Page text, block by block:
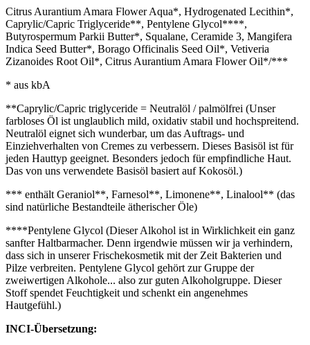
Citrus Aurantium Amara Flower Aqua*, Hydrogenated Lecithin*,
Caprylic/Capric Triglyceride**, Pentylene Glycol****,
Butyrospermum Parkii Butter*, Squalane, Ceramide 3, Mangifera
Indica Seed Butter*, Borago Officinalis Seed Oil*, Vetiveria
Zizanoides Root Oil*, Citrus Aurantium Amara Flower Oil*/***
* aus kbA
**Caprylic/Capric triglyceride = Neutralöl / palmölfrei (Unser
farbloses Öl ist unglaublich mild, oxidativ stabil und hochspreitend.
Neutralöl eignet sich wunderbar, um das Auftrags- und
Einziehverhalten von Cremes zu verbessern. Dieses Basisöl ist für
jeden Hauttyp geeignet. Besonders jedoch für empfindliche Haut.
Das von uns verwendete Basisöl basiert auf Kokosöl.)
*** enthält Geraniol**, Farnesol**, Limonene**, Linalool** (das
sind natürliche Bestandteile ätherischer Öle)
****Pentylene Glycol (Dieser Alkohol ist in Wirklichkeit ein ganz
sanfter Haltbarmacher. Denn irgendwie müssen wir ja verhindern,
dass sich in unserer Frischekosmetik mit der Zeit Bakterien und
Pilze verbreiten. Pentylene Glycol gehört zur Gruppe der
zweiwertigen Alkohole... also zur guten Alkoholgruppe. Dieser
Stoff spendet Feuchtigkeit und schenkt ein angenehmes
Hautgefühl.)
INCI-Übersetzung: